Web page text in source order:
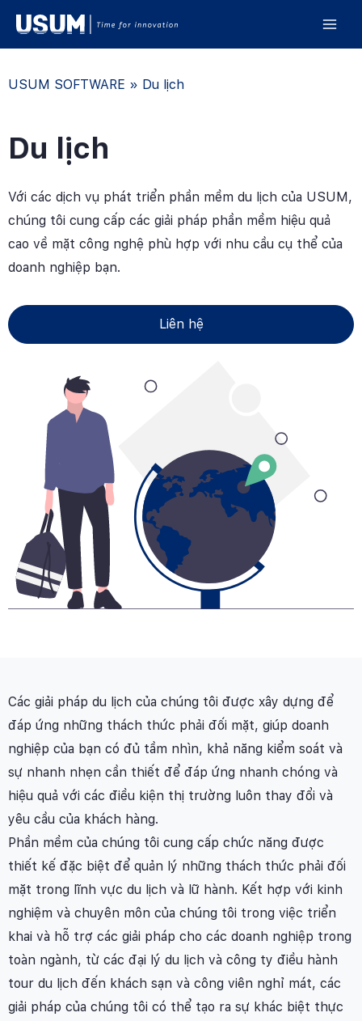
USUM SOFTWARE » Du lịch
Du lịch
Với các dịch vụ phát triển phần mềm du lịch của USUM,
chúng tôi cung cấp các giải pháp phần mềm hiệu quả
cao về mặt công nghệ phù hợp với nhu cầu cụ thể của
doanh nghiệp bạn.
Liên hệ
Các giải pháp du lịch của chúng tôi được xây dựng để
đáp ứng những thách thức phải đối mặt, giúp doanh
nghiệp của bạn có đủ tầm nhìn, khả năng kiểm soát và
sự nhanh nhẹn cần thiết để đáp ứng nhanh chóng và
hiệu quả với các điều kiện thị trường luôn thay đổi và
yêu cầu của khách hàng.
Phần mềm của chúng tôi cung cấp chức năng được
thiết kế đặc biệt để quản lý những thách thức phải đối
mặt trong lĩnh vực du lịch và lữ hành. Kết hợp với kinh
nghiệm và chuyên môn của chúng tôi trong việc triển
khai và hỗ trợ các giải pháp cho các doanh nghiệp trong
toàn ngành, từ các đại lý du lịch và công ty điều hành
tour du lịch đến khách sạn và công viên nghỉ mát, các
giải pháp của chúng tôi có thể tạo ra sự khác biệt thực